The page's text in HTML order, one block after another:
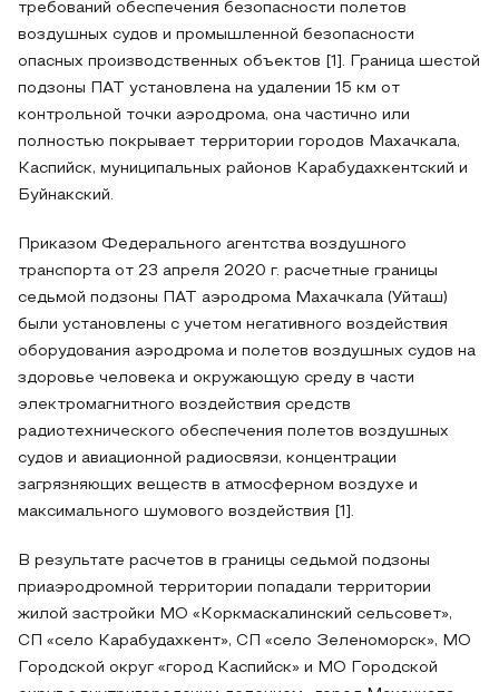
требований обеспечения безопасности полетов
воздушных судов и промышленной безопасности
опасных производственных объектов [1]. Граница шестой
подзоны ПАТ установлена на удалении 15 км от
контрольной точки аэродрома, она частично или
полностью покрывает территории городов Махачкала,
Каспийск, муниципальных районов Карабудахкентский и
Буйнакский.
Приказом Федерального агентства воздушного
транспорта от 23 апреля 2020 г. расчетные границы
седьмой подзоны ПАТ аэродрома Махачкала (Уйташ)
были установлены с учетом негативного воздействия
оборудования аэродрома и полетов воздушных судов на
здоровье человека и окружающую среду в части
электромагнитного воздействия средств
радиотехнического обеспечения полетов воздушных
судов и авиационной радиосвязи, концентрации
загрязняющих веществ в атмосферном воздухе и
максимального шумового воздействия [1].
В результате расчетов в границы седьмой подзоны
приаэродромной территории попадали территории
жилой застройки МО «Коркмаскалинский сельсовет»,
СП «село Карабудахкент», СП «село Зеленоморск», МО
Городской округ «город Каспийск» и МО Городской